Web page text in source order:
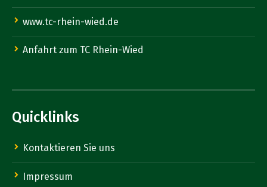
www.tc-rhein-wied.de
Anfahrt zum TC Rhein-Wied
Quicklinks
Kontaktieren Sie uns
Impressum